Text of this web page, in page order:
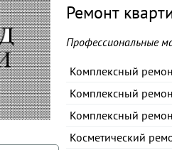
Ремонт
Профессиональные
Комплексный
Комплексный
Комплексный
Косметический